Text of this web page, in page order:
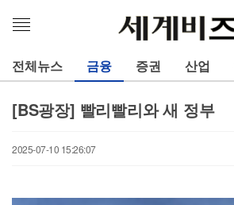
메
열
기
전체뉴스 금융 증권 산업
[BS광장] 빨리빨리와 새 정부
2025-07-10 15:26:07